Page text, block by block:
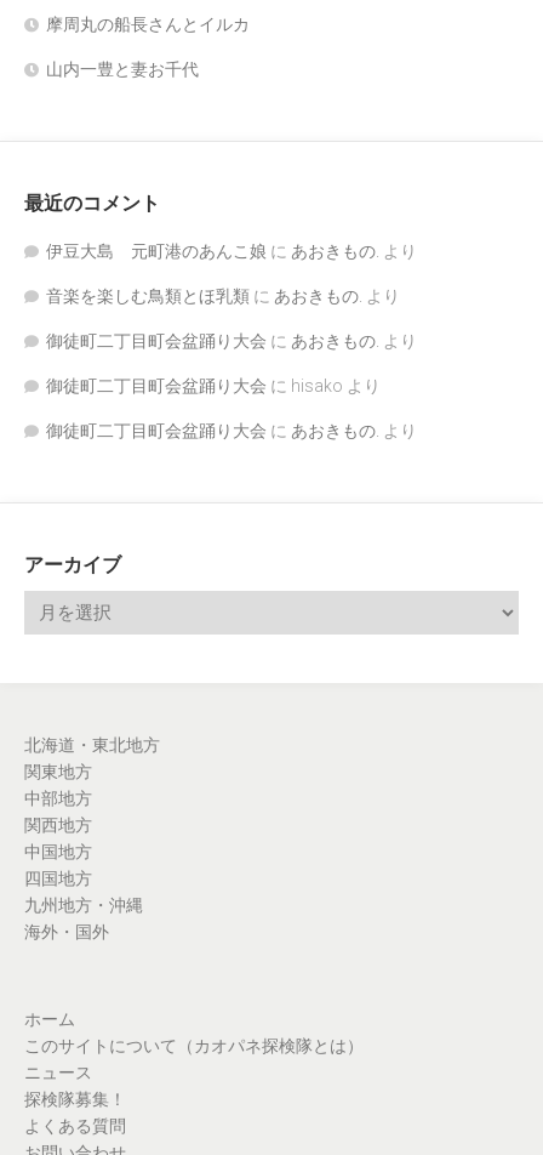
摩周丸の船長さんとイルカ
山内一豊と妻お千代
最近のコメント
伊豆大島 元町港のあんこ娘 に あおきもの. より
音楽を楽しむ鳥類とほ乳類 に あおきもの. より
御徒町二丁目町会盆踊り大会 に あおきもの. より
御徒町二丁目町会盆踊り大会 に hisako より
御徒町二丁目町会盆踊り大会 に あおきもの. より
アーカイブ
北海道・東北地方
関東地方
中部地方
関西地方
中国地方
四国地方
九州地方・沖縄
海外・国外
ホーム
このサイトについて（カオパネ探検隊とは）
ニュース
探検隊募集！
よくある質問